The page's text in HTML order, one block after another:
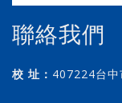
聯絡我們
校 址： 407224台
(第二教